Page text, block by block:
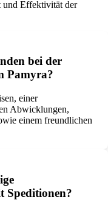
und Effektivität der
bei der
Pamyra?
einer
Abwicklungen,
einem freundlichen
Speditionen?